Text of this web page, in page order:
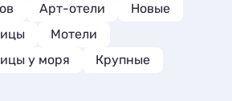
Арт-отели
Новые
Мотели
у моря
Крупные